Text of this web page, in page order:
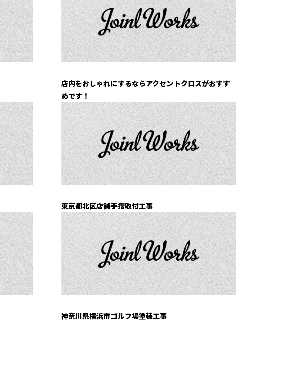
店内をおしゃれにするならアクセントクロスがおすす
めです！
東京都北区店舗手摺取付工事
神奈川県横浜市ゴルフ場塗装工事